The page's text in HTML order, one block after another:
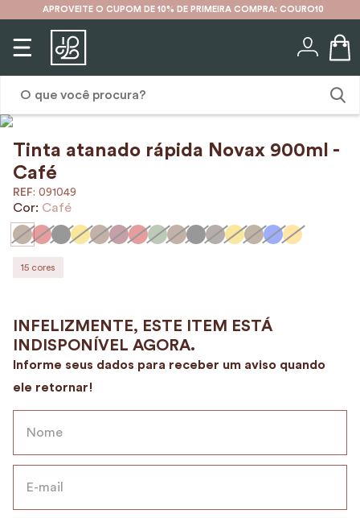
APROVEITE O CUPOM DE 10% DE PRIMEIRA COMPRA: COURO10
Tinta atanado rápida Novax 900ml -
Café
: 091049
Cor: Café
15 cores
1º
karina
º
mochila
3 º
couro
4º
cinto
5º
7 º
avental
8º
nécessaire
9º
encanto
10º case